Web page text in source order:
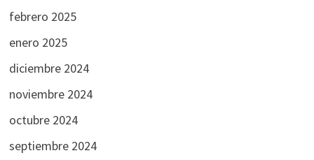
febrero 2025
enero 2025
diciembre 2024
noviembre 2024
octubre 2024
septiembre 2024